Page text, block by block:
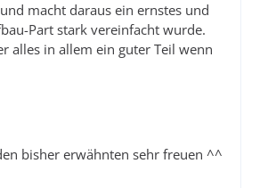
macht daraus ein ernstes und
Part stark vereinfacht wurde.
alles in allem ein guter Teil wenn
bisher erwähnten sehr freuen ^^